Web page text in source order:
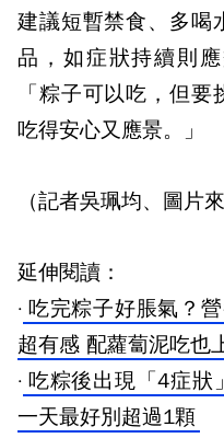
建議短暫禁食、多喝
品，如症狀持續則
「粽子可以吃，但
吃得安心又應景。」
（記者吳珮均、圖片
延伸閱讀：
· 吃完粽子好脹氣？
超有感 配蘿蔔泥吃也
· 吃粽後出現「4症狀
一天最好別超過1顆